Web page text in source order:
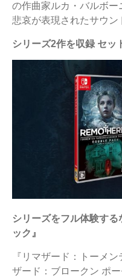
の作曲家ルカ・バルボー
悲哀が表現されたサウン
シリーズ2作を収録 セッ
シリーズをフル体験す
ック』
『リマザード：トーメ
ザード：ブロークン ポ